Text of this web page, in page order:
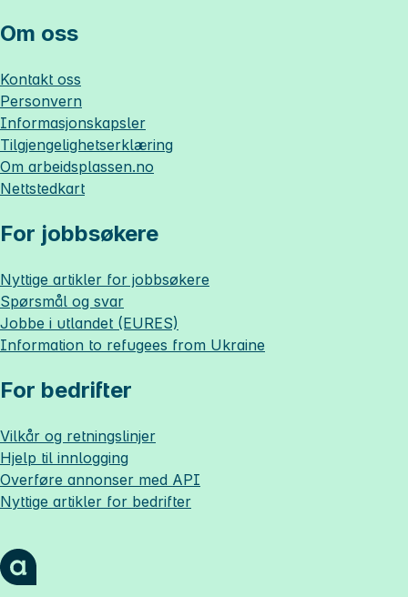
Om oss
Kontakt oss
Personvern
Informasjonskapsler
Tilgjengelighetserklæring
Om arbeidsplassen.no
Nettstedkart
For jobbsøkere
Nyttige artikler for jobbsøkere
Spørsmål og svar
Jobbe i utlandet (EURES)
Information to refugees from Ukraine
For bedrifter
Vilkår og retningslinjer
Hjelp til innlogging
Overføre annonser med API
Nyttige artikler for bedrifter